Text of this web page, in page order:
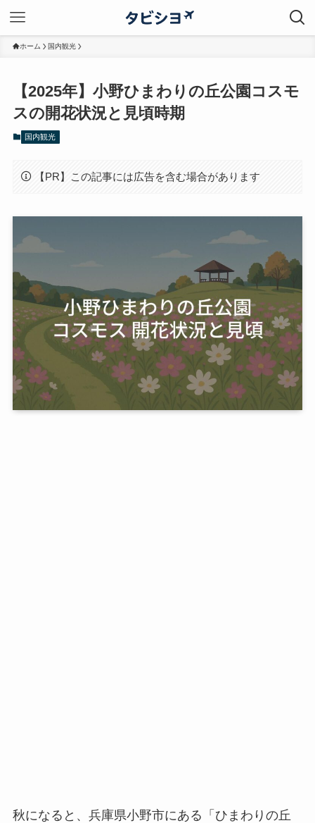
ホーム 国内観光
【2025年】小野ひまわりの丘公園コスモ
スの開花状況と見頃時期
国内観光
【PR】この記事には広告を含む場合があります
秋になると、兵庫県小野市にある「ひまわりの丘